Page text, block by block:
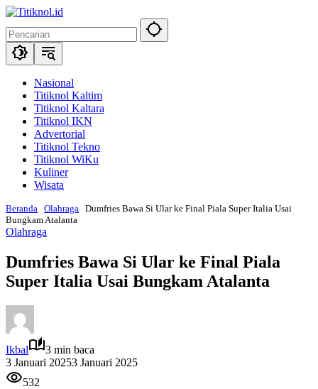
Langsung
konten
Nasional
Titiknol Kaltim
Titiknol Kaltara
Titiknol IKN
Advertorial
Titiknol Tekno
Titiknol WiKu
Kuliner
Wisata
Beranda Olahraga Dumfries Bawa Si Ular ke Final Piala Super Italia Usai
Bungkam Atalanta
Olahraga
Dumfries Bawa Si Ular ke Final Piala
Super Italia Usai Bungkam Atalanta
Ikbal
3 min baca
3 Januari 20253 Januari 2025
532